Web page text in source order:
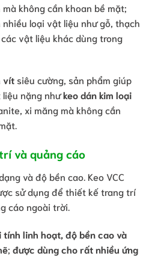
không cần khoan bề mặt;
loại vật liệu như gỗ, thạch
vật liệu khác dùng trong
vít siêu cường, sản phẩm giúp
nặng nhưkeo dán kim loại
xi măng mà không cần
và quảng cáo
và độ bền cao. Keo VCC
sử dụng để thiết kế trang trí
cáo ngoài trời.
tính linh hoạt, độ bền cao và
; được dùng cho rất nhiều ứng